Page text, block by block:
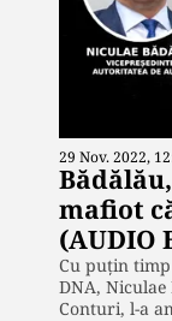
29 Nov. 2022,
mafiot
(AUDIO
Cu puțin
DNA,
Conturi, l-a